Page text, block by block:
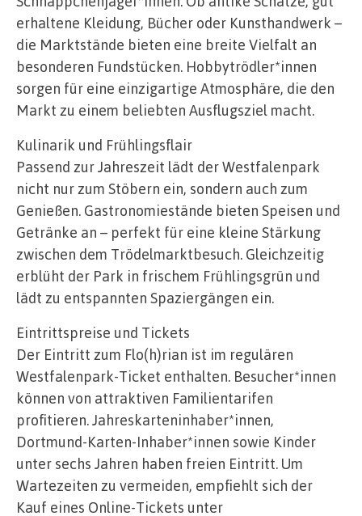
erhaltene Kleidung, Bücher oder Kunsthandwerk –
die Marktstände bieten eine breite Vielfalt an
besonderen Fundstücken. Hobbytrödler*innen
sorgen für eine einzigartige Atmosphäre, die den
Markt zu einem beliebten Ausflugsziel macht.
Kulinarik und Frühlingsflair
Passend zur Jahreszeit lädt der Westfalenpark
nicht nur zum Stöbern ein, sondern auch zum
Genießen. Gastronomiestände bieten Speisen und
Getränke an – perfekt für eine kleine Stärkung
zwischen dem Trödelmarktbesuch. Gleichzeitig
erblüht der Park in frischem Frühlingsgrün und
lädt zu entspannten Spaziergängen ein.
Eintrittspreise und Tickets
Der Eintritt zum Flo(h)rian ist im regulären
Westfalenpark-Ticket enthalten. Besucher*innen
können von attraktiven Familientarifen
profitieren. Jahreskarteninhaber*innen,
Dortmund-Karten-Inhaber*innen sowie Kinder
unter sechs Jahren haben freien Eintritt. Um
Wartezeiten zu vermeiden, empfiehlt sich der
Kauf eines Online-Tickets unter